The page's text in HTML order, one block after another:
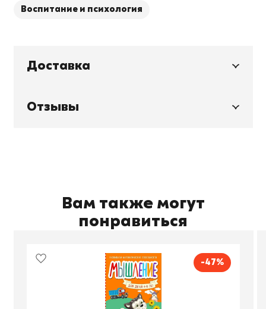
Воспитание и психология
Доставка
Отзывы
Вам также могут
понравиться
-47%